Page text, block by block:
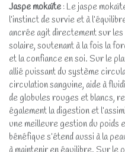
Jaspe mokaïte : Le jaspe
l’instinct de survie et à
ancrée agit directement sur
solaire, soutenant à la fois la
et la confiance en soi. Sur le
allié puissant du système
circulation sanguine, aide à
de globules rouges et blancs,
également la digestion et
une meilleure gestion du poids
bénéfique s’étend aussi à la